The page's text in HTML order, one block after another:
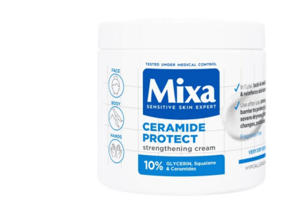
Rossetto
Matita Labbra
Gloss
Smalto
Smalto Effetti Speciali
Solventi Unghie